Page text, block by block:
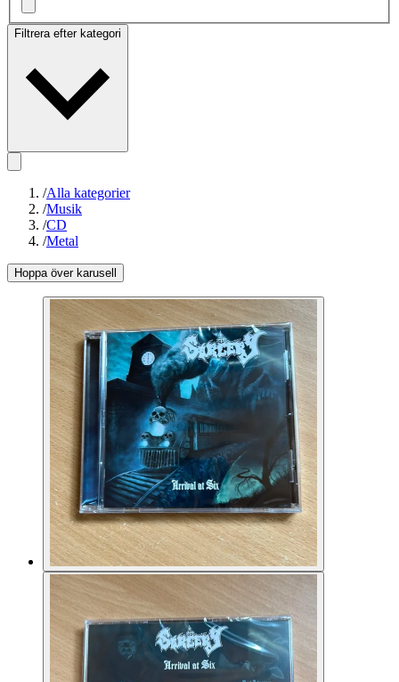
Filtrera efter kategori
/Alla kategorier
/Musik
/CD
/Metal
Hoppa över karusell